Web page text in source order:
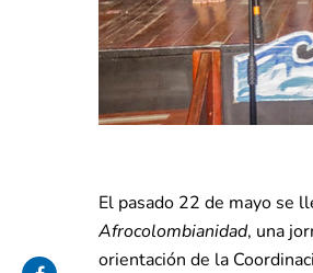
El pasado 22 de mayo se
Afrocolombianidad, una
orientación de la